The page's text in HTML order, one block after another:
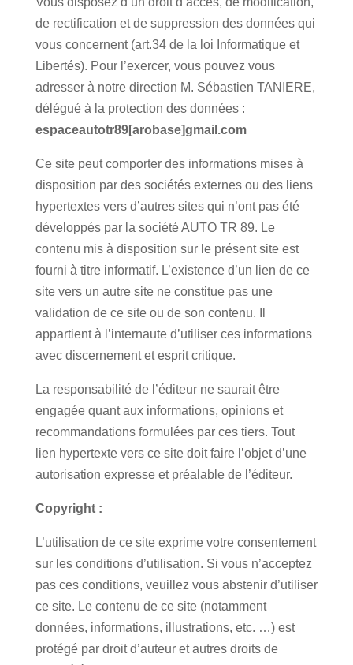
de rectification et de suppression des données qui
vous concernent (art.34 de la loi Informatique et
Libertés). Pour l’exercer, vous pouvez vous
adresser à notre direction M. Sébastien TANIERE,
délégué à la protection des données :
espaceautotr89[arobase]gmail.com
Ce site peut comporter des informations mises à
disposition par des sociétés externes ou des liens
hypertextes vers d’autres sites qui n’ont pas été
développés par la société AUTO TR 89. Le
contenu mis à disposition sur le présent site est
fourni à titre informatif. L’existence d’un lien de ce
site vers un autre site ne constitue pas une
validation de ce site ou de son contenu. Il
appartient à l’internaute d’utiliser ces informations
avec discernement et esprit critique.
La responsabilité de l’éditeur ne saurait être
engagée quant aux informations, opinions et
recommandations formulées par ces tiers. Tout
lien hypertexte vers ce site doit faire l’objet d’une
autorisation expresse et préalable de l’éditeur.
Copyright :
L’utilisation de ce site exprime votre consentement
sur les conditions d’utilisation. Si vous n’acceptez
pas ces conditions, veuillez vous abstenir d’utiliser
ce site. Le contenu de ce site (notamment
données, informations, illustrations, etc. …) est
protégé par droit d’auteur et autres droits de